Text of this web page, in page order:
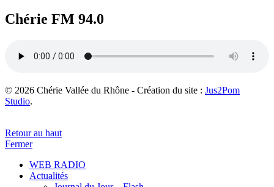
Chérie FM 94.0
© 2026 Chérie Vallée du Rhône - Création du site : Jus2Pom
Studio.
Retour au haut
Fermer
WEB RADIO
Actualités